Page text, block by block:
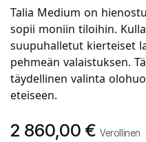
Talia Medium on
sopii moniin tiloihin.
suupuhalletut kierteiset
pehmeän valaistuksen.
täydellinen valinta
eteiseen.
2 860,00 € Verollinen